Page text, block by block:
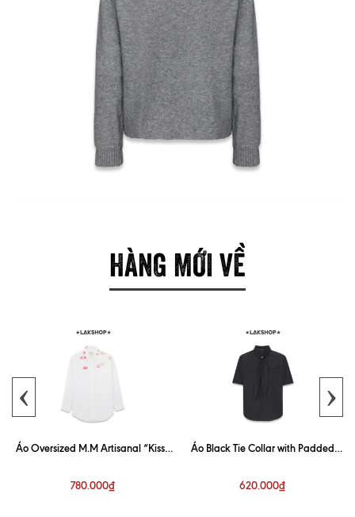
HÀNG MỚI VỀ
Áo Oversized M.M Artisanal “Kiss”
780.000₫
Áo Black Tie Collar with Padded
620.000₫
‹ ›